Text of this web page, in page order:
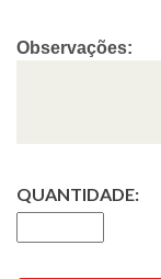
Observações:
QUANTIDADE: